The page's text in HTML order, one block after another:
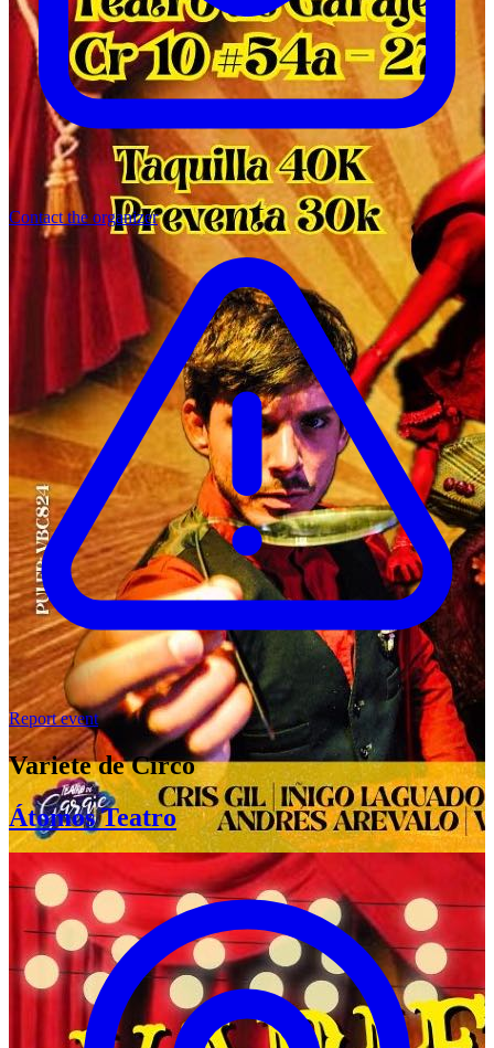
Contact the organizer
Report event
Variete de Circo
Átomos Teatro